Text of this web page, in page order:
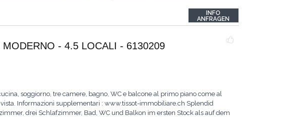
INFO
ANFRAGEN
- 4.5 LOCALI - 6130209
soggiorno, tre camere, bagno, WC e balcone al primo piano come al
Informazioni supplementari : www.tissot-immobiliare.ch Splendid
drei Schlafzimmer, Bad, WC und Balkon im ersten Stock als auf dem